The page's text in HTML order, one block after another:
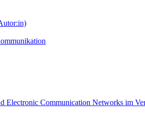
Electronic Communication Networks im